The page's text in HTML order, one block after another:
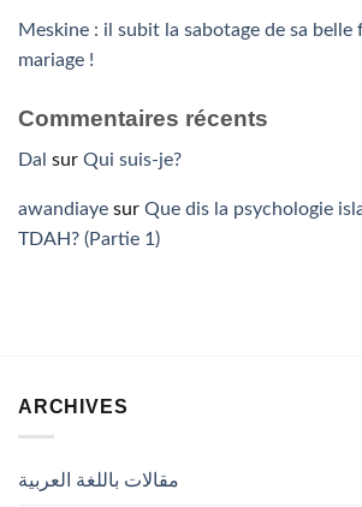
Meskine : il subit la sabotage de sa belle
mariage !
Commentaires récents
Dal sur Qui suis-je?
awandiaye sur Que dis la psychologie
TDAH? (Partie 1)
ARCHIVES
مقالات باللغة العربية